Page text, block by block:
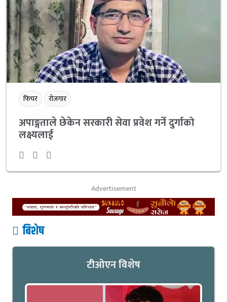
फिचर रोजगार
अपाङ्गताले छेकेन सरकारी सेवा प्रवेश गर्ने दुर्गाको
लक्ष्यलाई
Advertisement
बिशेष
टीओएन विशेष